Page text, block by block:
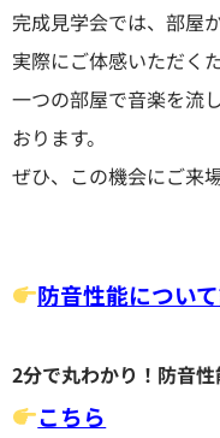
完成見学会では、部屋
実際にご体感いただくた
一つの部屋で音楽を流
おります。
ぜひ、この機会にご来
防音性能につい
2分で丸わかり！防音
こちら